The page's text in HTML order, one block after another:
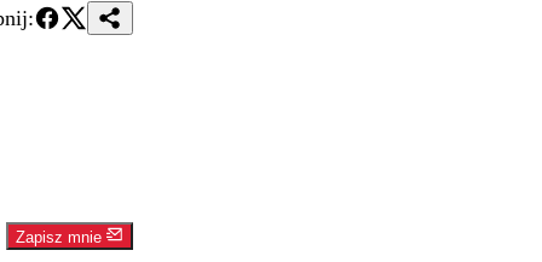
Zapisz mnie